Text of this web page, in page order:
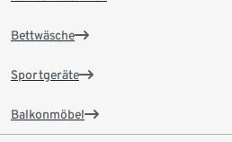
Bettwäsche
Sportgeräte
Balkonmöbel